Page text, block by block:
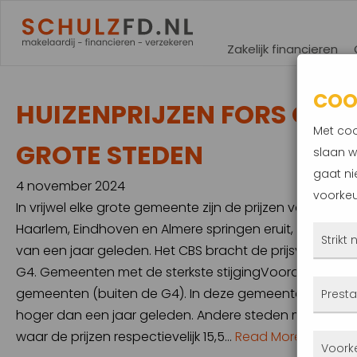
Zakelijk financieren
HUIZENPRIJZEN FORS
GROTE STEDEN
4 november 2024
In vrijwel elke grote gemeente zijn de prijzen van
Haarlem, Eindhoven en Almere springen eruit, met
van een jaar geleden. Het CBS bracht de
G4. Gemeenten met de sterkste stijgingVooral
gemeenten (buiten de G4). In deze gemeente lag de
hoger dan een jaar geleden. Andere steden met
waar de prijzen respectievelijk 15,5… Read More
Met
slaan
gaat
Strikt